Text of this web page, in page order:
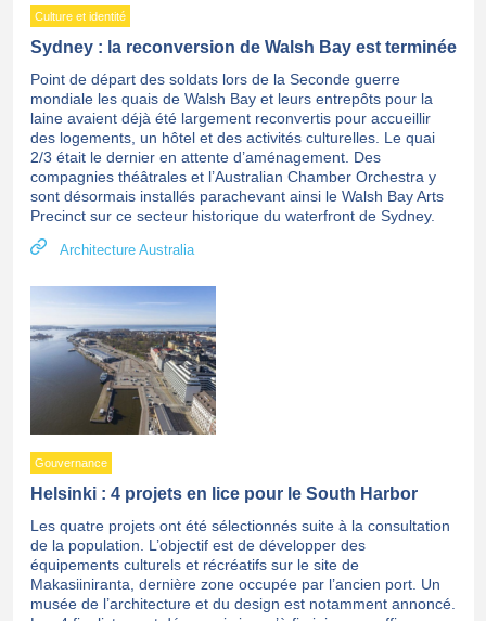
Culture et identité
Sydney : la reconversion de Walsh Bay est terminée
Point de départ des soldats lors de la Seconde guerre
mondiale les quais de Walsh Bay et leurs entrepôts pour la
laine avaient déjà été largement reconvertis pour accueillir
des logements, un hôtel et des activités culturelles. Le quai
2/3 était le dernier en attente d’aménagement. Des
compagnies théâtrales et l’Australian Chamber Orchestra y
sont désormais installés parachevant ainsi le Walsh Bay Arts
Precinct sur ce secteur historique du waterfront de Sydney.
Architecture Australia
Gouvernance
Helsinki : 4 projets en lice pour le South Harbor
Les quatre projets ont été sélectionnés suite à la consultation
de la population. L’objectif est de développer des
équipements culturels et récréatifs sur le site de
Makasiiniranta, dernière zone occupée par l’ancien port. Un
musée de l’architecture et du design est notamment annoncé.